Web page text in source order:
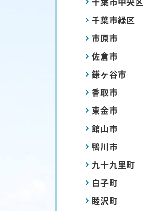
千葉市緑区
市原市
佐倉市
鎌ヶ谷市
香取市
東金市
館山市
鴨川市
九十九里町
白子町
睦沢町